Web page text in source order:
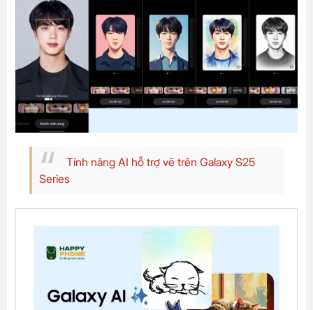
Tính năng AI hỗ trợ vẽ trên Galaxy S25
Series